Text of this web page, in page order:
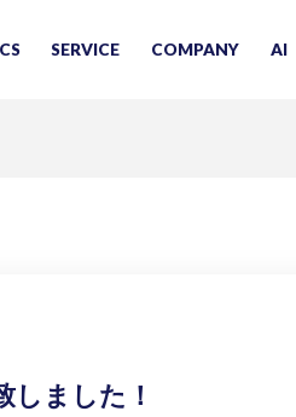
SERVICE COMPANY AI
しました！